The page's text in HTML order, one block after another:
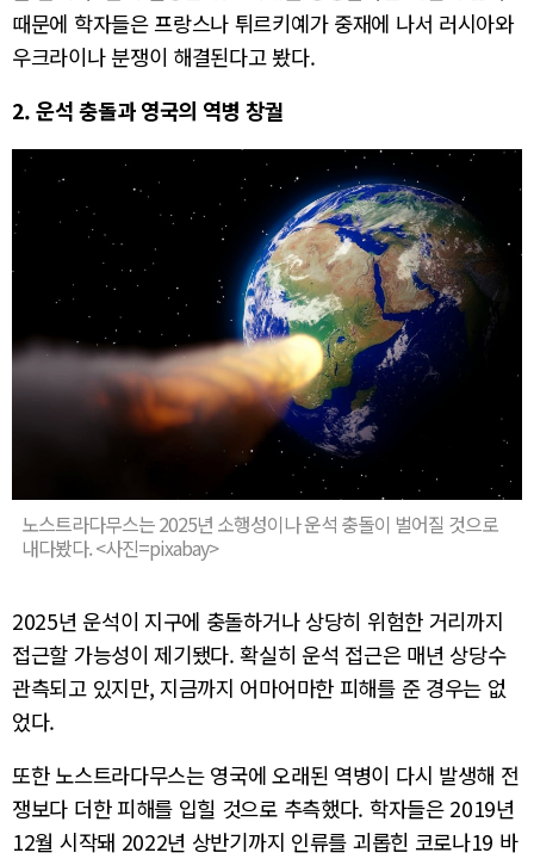
때문에 학자들은 프랑스나 튀르키예가 중재에 나서 러시아와
우크라이나 분쟁이 해결된다고 봤다.
2. 운석 충돌과 영국의 역병 창궐
노스트라다무스는 2025년 소행성이나 운석 충돌이 벌어질 것으로
내다봤다. <사진=pixabay>
2025년 운석이 지구에 충돌하거나 상당히 위험한 거리까지
접근할 가능성이 제기됐다. 확실히 운석 접근은 매년 상당수
관측되고 있지만, 지금까지 어마어마한 피해를 준 경우는 없
었다.
또한 노스트라다무스는 영국에 오래된 역병이 다시 발생해 전
쟁보다 더한 피해를 입힐 것으로 추측했다. 학자들은 2019년
12월 시작돼 2022년 상반기까지 인류를 괴롭힌 코로나19 바